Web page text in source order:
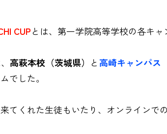
CUPとは、第一学院高等学校の各キ
高萩本校（茨城県） と 高崎キャンパス
でした。
てくれた生徒もいたり、オンラインで